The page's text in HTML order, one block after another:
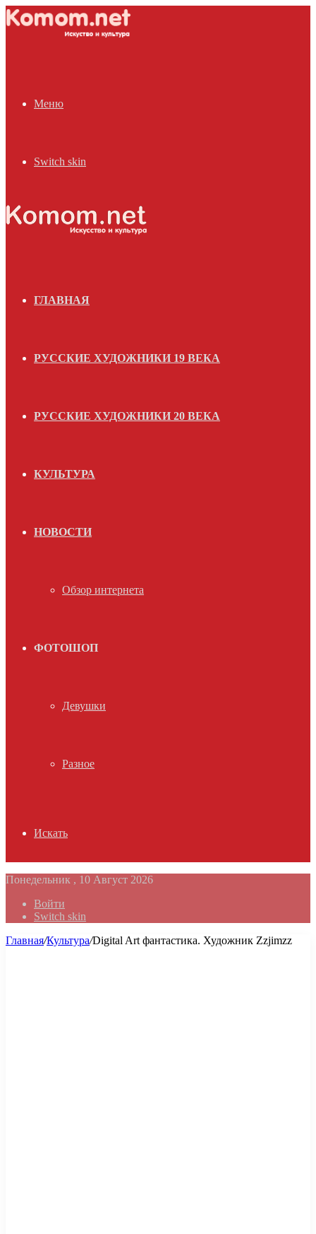
Меню
Switch skin
ГЛАВНАЯ
РУССКИЕ ХУДОЖНИКИ 19 ВЕКА
РУССКИЕ ХУДОЖНИКИ 20 ВЕКА
КУЛЬТУРА
НОВОСТИ
Обзор интернета
ФОТОШОП
Девушки
Разное
Искать
Понедельник , 10 Август 2026
Войти
Switch skin
Главная/Культура/Digital Art фантастика. Художник Zzjimzz